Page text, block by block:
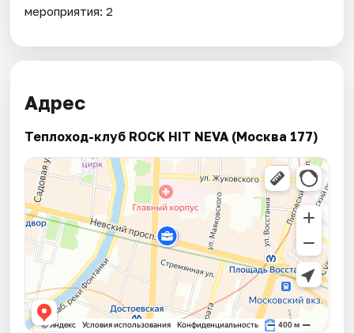
мероприятия: 2
Адрес
Теплоход-клуб ROCK HIT NEVA (Москва 177)